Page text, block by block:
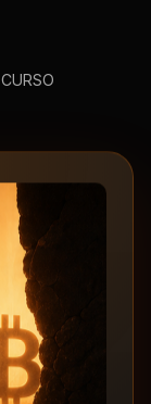
CURSO